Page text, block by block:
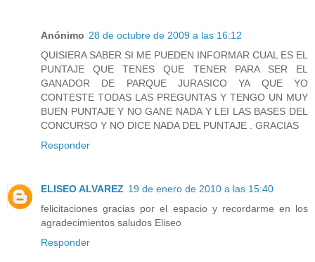
Anónimo 28 de octubre de 2009 a las 16:12
QUISIERA SABER SI ME PUEDEN INFORMAR CUAL ES EL
PUNTAJE QUE TENES QUE TENER PARA SER EL
GANADOR DE PARQUE JURASICO YA QUE YO
CONTESTE TODAS LAS PREGUNTAS Y TENGO UN MUY
BUEN PUNTAJE Y NO GANE NADA Y LEI LAS BASES DEL
CONCURSO Y NO DICE NADA DEL PUNTAJE . GRACIAS
Responder
ELISEO ALVAREZ 19 de enero de 2010 a las 15:40
felicitaciones gracias por el espacio y recordarme en los
agradecimientos saludos Eliseo
Responder